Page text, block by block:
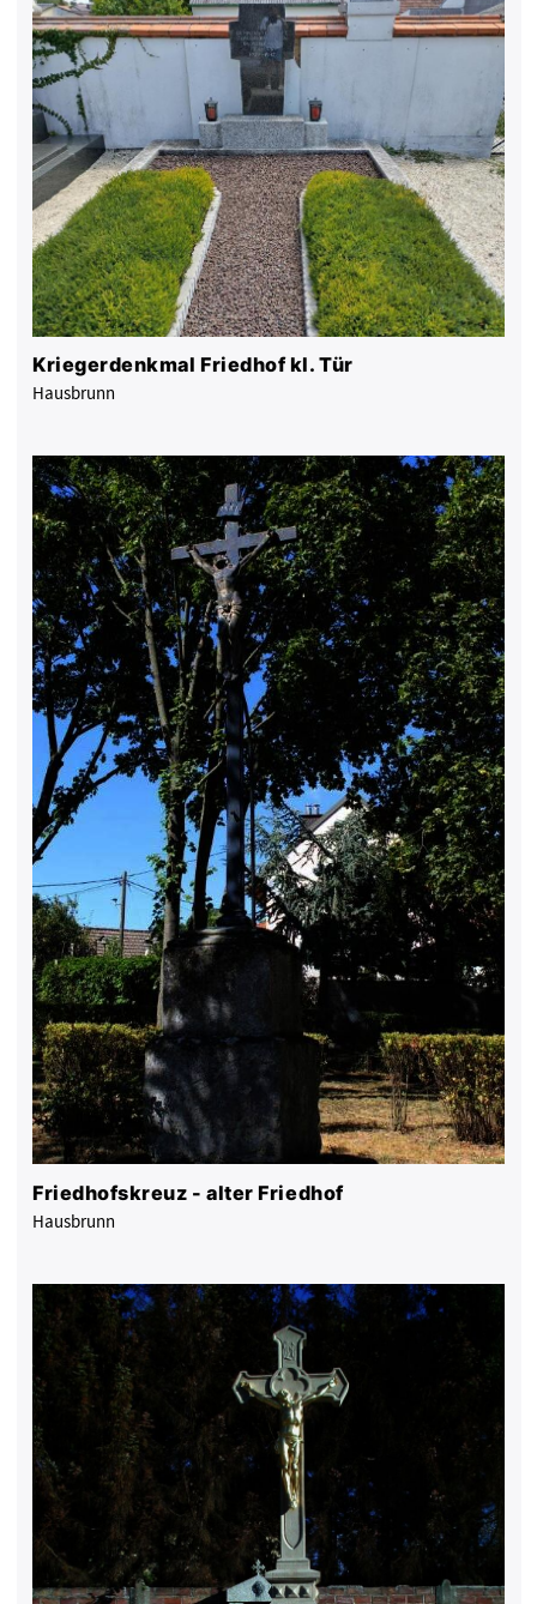
Kriegerdenkmal Friedhof kl. Tür
Hausbrunn
Friedhofskreuz - alter Friedhof
Hausbrunn